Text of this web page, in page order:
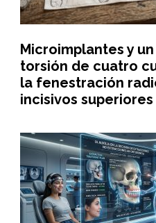
Microimplantes y
torsión de cuatro
la fenestración
incisivos superiores